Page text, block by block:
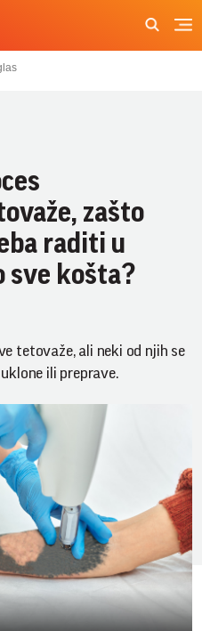
zašto
raditi u
sve košta?
tetovaže, ali neki od njih se
ili preprave.